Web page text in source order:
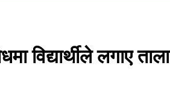
विद्यार्थीले लगाए ताला